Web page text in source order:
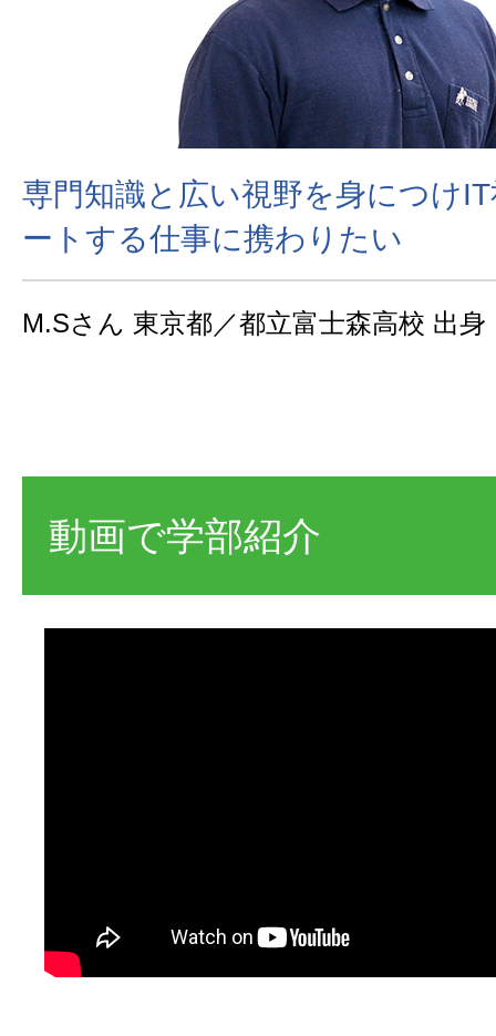
専門知識と広い視野を身につけ
ートする仕事に携わりたい
M.Sさん 東京都／都立富士森高校 出身
動画で学部紹介